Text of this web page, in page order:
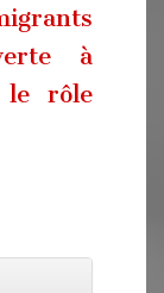
à
le rôle